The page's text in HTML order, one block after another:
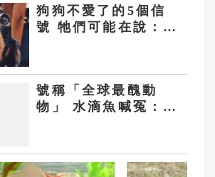
狗狗不愛了的5個信
號 牠們可能在說：我
號稱「全球最醜動
物」 水滴魚喊冤：都